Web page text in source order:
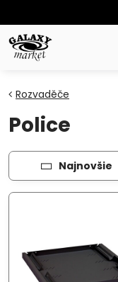
Rozvaděče
Police
Najnovšie